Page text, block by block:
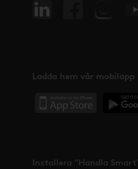
Ladda hem vår mobilapp
Installera "Handla